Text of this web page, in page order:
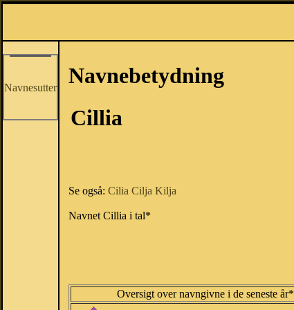
Navnesutter
Navnebetydning
Cillia
Se også: Cilia Cilja Kilja
Navnet Cillia i tal*
Oversigt over navngivne i de seneste år*